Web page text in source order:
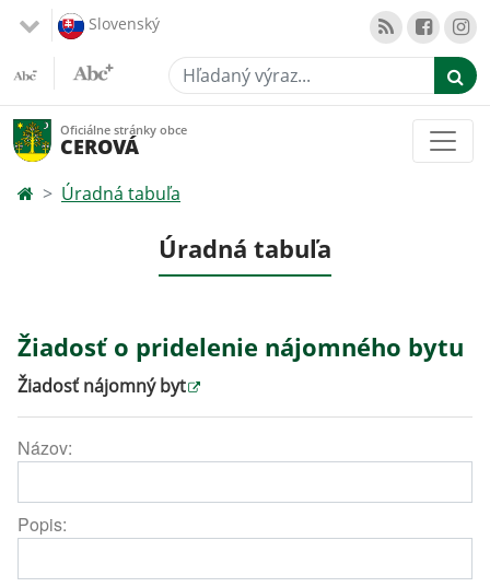
Slovenský
Hľadaný výraz...
Oficiálne stránky obce
CEROVÁ
Úradná tabuľa
Úradná tabuľa
Žiadosť o pridelenie nájomného bytu
Žiadosť nájomný byt
Názov:
Popis: